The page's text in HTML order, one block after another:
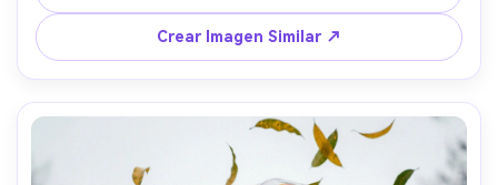
naturales, textura realista de piel, expresión calmada y
tierna, foto editorial de estilo de vida --ar 4:5
Crear Imagen Similar ↗